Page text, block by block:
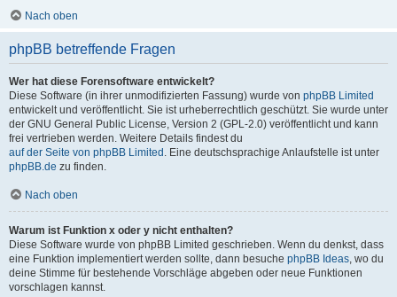
Nach oben
phpBB betreffende Fragen
Wer hat diese Forensoftware entwickelt?
Diese Software (in ihrer unmodifizierten Fassung) wurde von phpBB Limited
entwickelt und veröffentlicht. Sie ist urheberrechtlich geschützt. Sie wurde unter
der GNU General Public License, Version 2 (GPL-2.0) veröffentlicht und kann
frei vertrieben werden. Weitere Details findest du
auf der Seite von phpBB Limited . Eine deutschsprachige Anlaufstelle ist unter
phpBB.de zu finden.
Nach oben
Warum ist Funktion x oder y nicht enthalten?
Diese Software wurde von phpBB Limited geschrieben. Wenn du denkst, dass
eine Funktion implementiert werden sollte, dann besuche phpBB Ideas, wo du
deine Stimme für bestehende Vorschläge abgeben oder neue Funktionen
vorschlagen kannst.